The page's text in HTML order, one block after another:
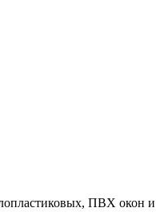
ПВХ окон